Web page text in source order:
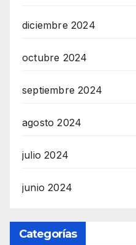
diciembre 2024
octubre 2024
septiembre 2024
agosto 2024
julio 2024
junio 2024
Categorías